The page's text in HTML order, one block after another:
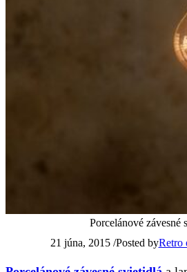
Porcelánové závesné
21 júna, 2015 /Posted byRetro